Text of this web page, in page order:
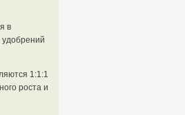
в
1:1:1
роста и